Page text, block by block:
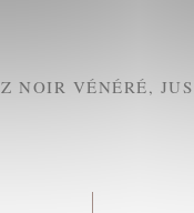
NOIR VÉNÉRÉ,